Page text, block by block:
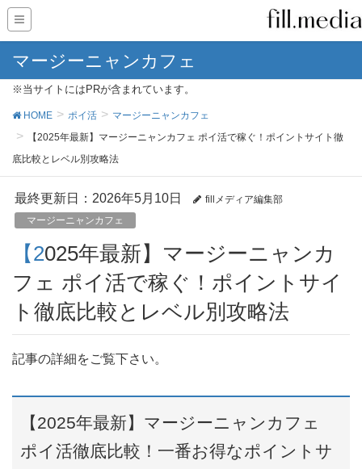
マージーニャンカフェ
※当サイトにはPRが含まれています。
HOME ポイ活
マージーニャンカフェ
【2025年最新】マージーニャンカフェ ポイ活で稼ぐ！ポイントサイト徹
底比較とレベル別攻略法
最終更新日：2026年5月10日
fillメディア編集部
マージーニャンカフェ
【2025年最新】マージーニャンカ
フェ ポイ活で稼ぐ！ポイントサイ
ト徹底比較とレベル別攻略法
記事の詳細をご覧下さい。
【2025年最新】マージーニャンカフェ
ポイ活徹底比較！一番お得なポイントサ